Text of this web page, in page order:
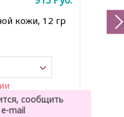
кожи, 12 гр
сообщить
mail